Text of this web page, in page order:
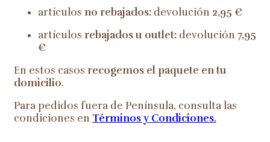
artículos no rebajados: devolución 2,95 €
artículos rebajados u outlet: devolución 7,95
€
En estos casos recogemos el paquete en tu
domicilio.
Para pedidos fuera de Península, consulta las
condiciones en Términos y Condiciones.